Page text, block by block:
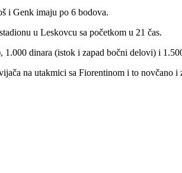
i Genk imaju po 6 bodova.
u Leskovcu sa početkom u 21 čas.
dinara (istok i zapad bočni delovi) i
na utakmici sa Fiorentinom i to novčano i